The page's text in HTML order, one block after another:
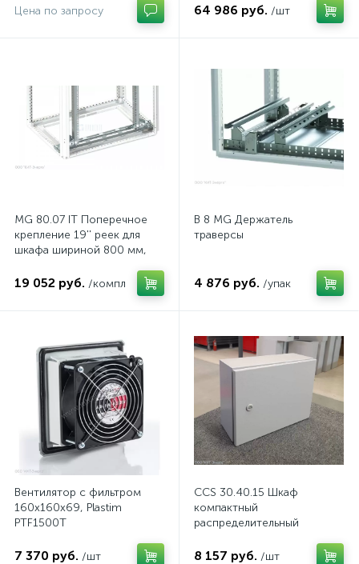
стали, с перемычкой
Цена по запросу 64 986 руб. /шт
MG 80.07 IT Поперечное
крепление 19'' реек для
шкафа шириной 800 мм,
19 052 руб. /компл
B 8 MG Держатель
траверсы
4 876 руб. /упак
Вентилятор с фильтром
160x160x69, Plastim
PTF1500T
7 370 руб. /шт
CCS 30.40.15 Шкаф
компактный
распределительный
8 157 руб. /шт